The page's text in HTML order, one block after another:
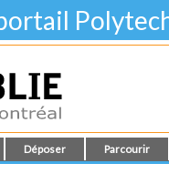
Déposer Parcourir